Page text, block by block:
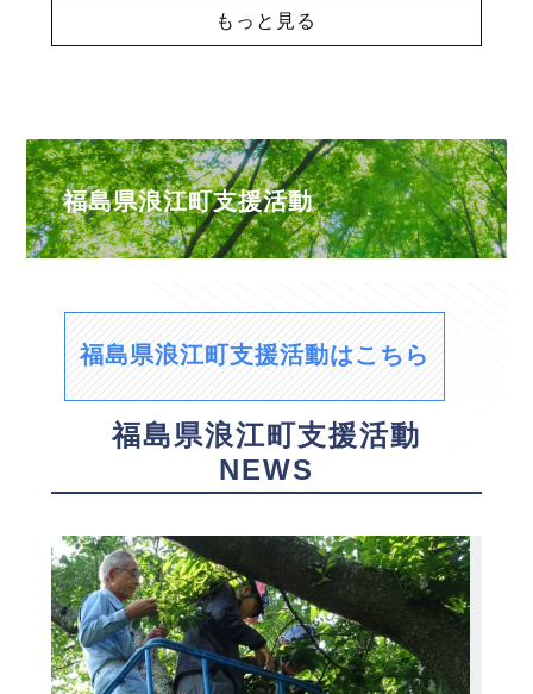
もっと見る
福島県浪江町支援活動
福島県浪江町支援活動はこちら
福島県浪江町支援活動
NEWS